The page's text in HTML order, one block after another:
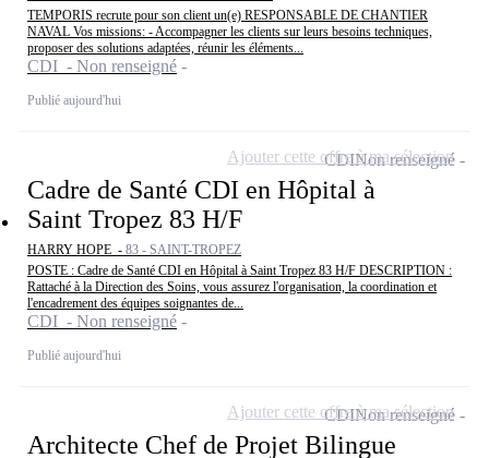
TEMPORIS recrute pour son client un(e) RESPONSABLE DE CHANTIER
NAVAL Vos missions: - Accompagner les clients sur leurs besoins techniques,
proposer des solutions adaptées, réunir les éléments...
CDI - Non renseigné
Publié aujourd'hui
Cadre de Santé CDI en Hôpital à
Saint Tropez 83 H/F
HARRY HOPE - 83 - SAINT-TROPEZ
POSTE : Cadre de Santé CDI en Hôpital à Saint Tropez 83 H/F DESCRIPTION :
Rattaché à la Direction des Soins, vous assurez l'organisation, la coordination et
l'encadrement des équipes soignantes de...
CDI - Non renseigné
Publié aujourd'hui
CDINon renseigné
Ajouter cette offre à ma sélection
Architecte Chef de Projet Bilingue
CDINon renseigné
Ajouter cette offre à ma sélection